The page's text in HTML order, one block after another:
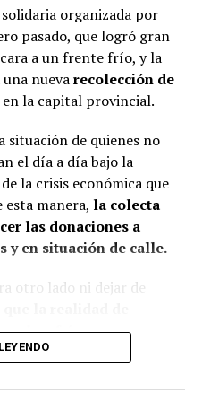
que se mezclan con las
durante enero. “A
del Litoral”, define.
incluyó al
Curupí , el
que tiene un pene
un hecho que significó
Mario del Tránsito
se hacía e festival
importantes”, apunta
que siempre fue el
laboral a los
Luis, vamos a
afuera. Siempre el
espacios para la
organizada por
pasado, que logró gran
a un frente frío, y la
nuevarecolección de
la capital provincial.
de quienes no
el día a día bajo la
la crisis económica que
manera, la colecta
las donaciones a
y en situación de calle.
otro lado ni dejar de
frías, mesas
un poco de
de no ser